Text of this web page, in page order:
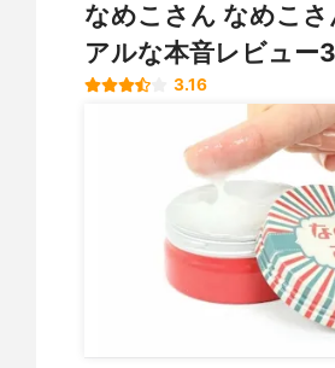
なめこさん なめこ
アルな本音レビュー
3.16